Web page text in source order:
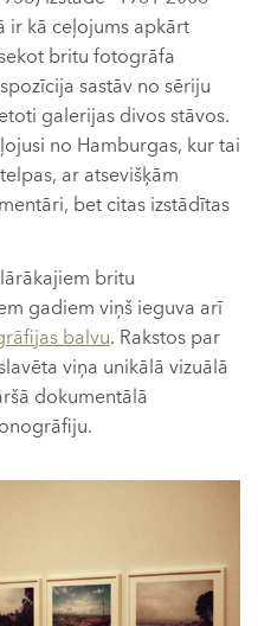
ir kā ceļojums apkārt
britu fotogrāfa
sastāv no sēriju
galerijas divos stāvos.
no Hamburgas, kur tai
ar atsevišķām
bet citas izstādītas
britu
gadiem viņš ieguva arī
balvu. Rakstos par
viņa unikālā vizuālā
dokumentālā